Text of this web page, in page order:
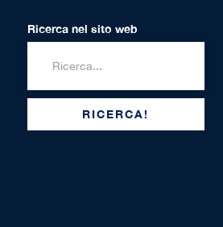
Ricerca nel sito web